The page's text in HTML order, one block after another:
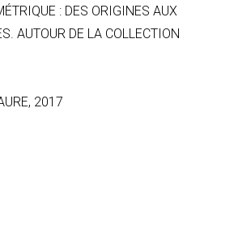
: DES ORIGINES AUX
AUTOUR DE LA COLLECTION
2017